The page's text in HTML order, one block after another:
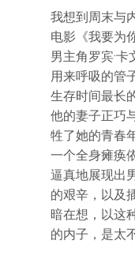
我想到周末与
电影《我要为
男主角罗宾·
用来呼吸的管
生存时间最长
他的妻子正巧
牲了她的青春
一个全身瘫痪
逼真地展现出
的艰辛，以及
暗在想，以这
的内子，是太